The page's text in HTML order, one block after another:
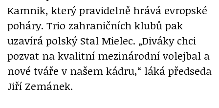
Kamnik, který pravidelně hrává evropské
poháry. Trio zahraničních klubů pak
uzavírá polský Stal Mielec. „Diváky chci
pozvat na kvalitní mezinárodní volejbal a
nové tváře v našem kádru,“ láká předseda
Jiří Zemánek.